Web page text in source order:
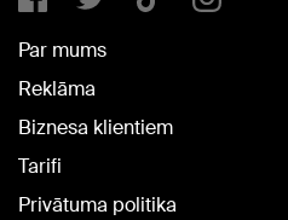
Par mums
Reklāma
Biznesa klientiem
Tarifi
Privātuma politika